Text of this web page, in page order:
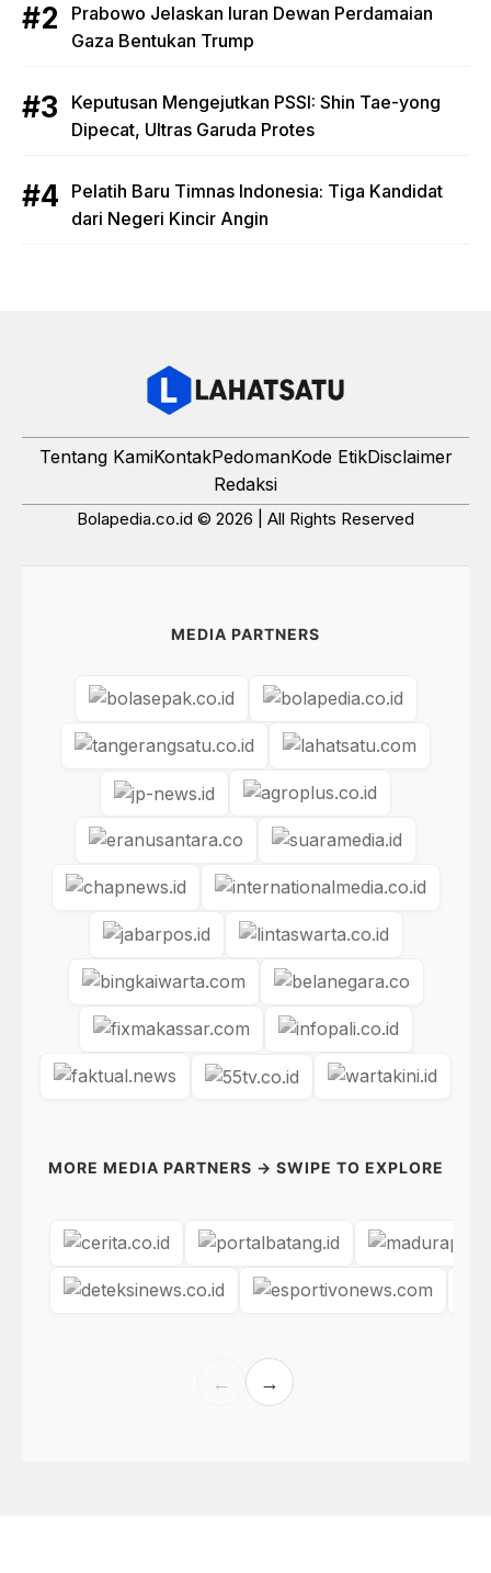
Prabowo Jelaskan Iuran Dewan Perdamaian
Gaza Bentukan Trump
Keputusan Mengejutkan PSSI: Shin Tae-yong
Dipecat, Ultras Garuda Protes
Pelatih Baru Timnas Indonesia: Tiga Kandidat
dari Negeri Kincir Angin
Tentang KamiKontakPedomanKode EtikDisclaimer
Redaksi
Bolapedia.co.id © 2026 | All Rights Reserved
MEDIA PARTNERS
MORE MEDIA PARTNERS → SWIPE TO EXPLORE
← →